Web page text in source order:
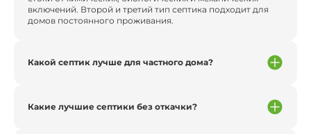
включений. Второй и третий тип септика подходит для
домов постоянного проживания.
Какой септик лучше для частного дома?
Какие лучшие септики без откачки?